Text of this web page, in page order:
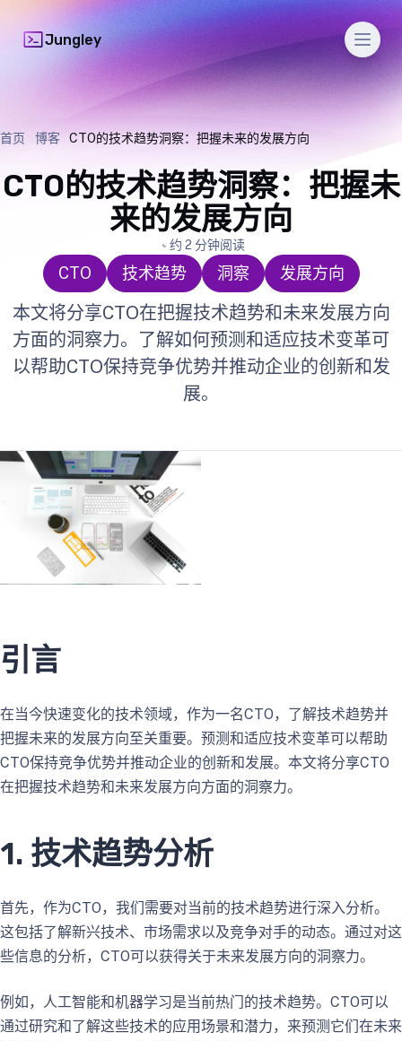
Jungley
首页 博客 CTO的技术趋势洞察：把握未来的发展方向
CTO的技术趋势洞察：把握未
来的发展方向
约 2 分钟阅读
CTO 技术趋势 洞察 发展方向
本文将分享CTO在把握技术趋势和未来发展方向
方面的洞察力。了解如何预测和适应技术变革可
以帮助CTO保持竞争优势并推动企业的创新和发
展。
引言
在当今快速变化的技术领域，作为一名CTO，了解技术趋势并
把握未来的发展方向至关重要。预测和适应技术变革可以帮助
CTO保持竞争优势并推动企业的创新和发展。本文将分享CTO
在把握技术趋势和未来发展方向方面的洞察力。
1. 技术趋势分析
首先，作为CTO，我们需要对当前的技术趋势进行深入分析。
这包括了解新兴技术、市场需求以及竞争对手的动态。通过对这
些信息的分析，CTO可以获得关于未来发展方向的洞察力。
例如，人工智能和机器学习是当前热门的技术趋势。CTO可以
通过研究和了解这些技术的应用场景和潜力，来预测它们在未来